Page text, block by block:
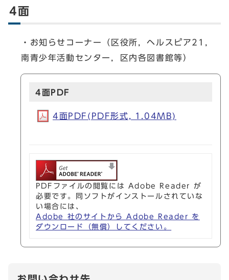
4面
・お知らせコーナー（区役所，ヘルスピア21，
南青少年活動センター，区内各図書館等）
4面PDF
4面PDF(PDF形式, 1.04MB)
PDFファイルの閲覧には Adobe Reader が
必要です。同ソフトがインストールされていな
い場合には、
Adobe 社のサイトから Adobe Reader を
ダウンロード（無償）してください。